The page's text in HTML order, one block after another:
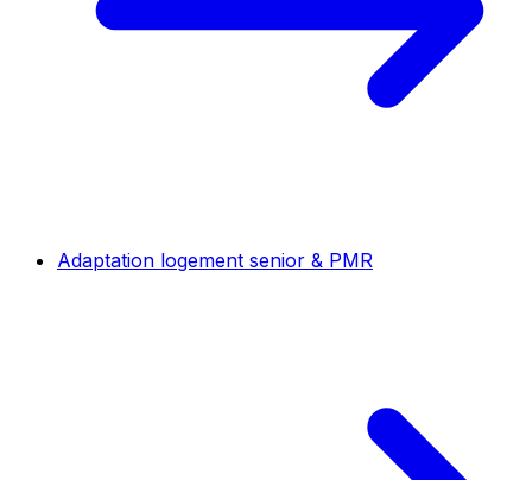
Adaptation logement senior & PMR